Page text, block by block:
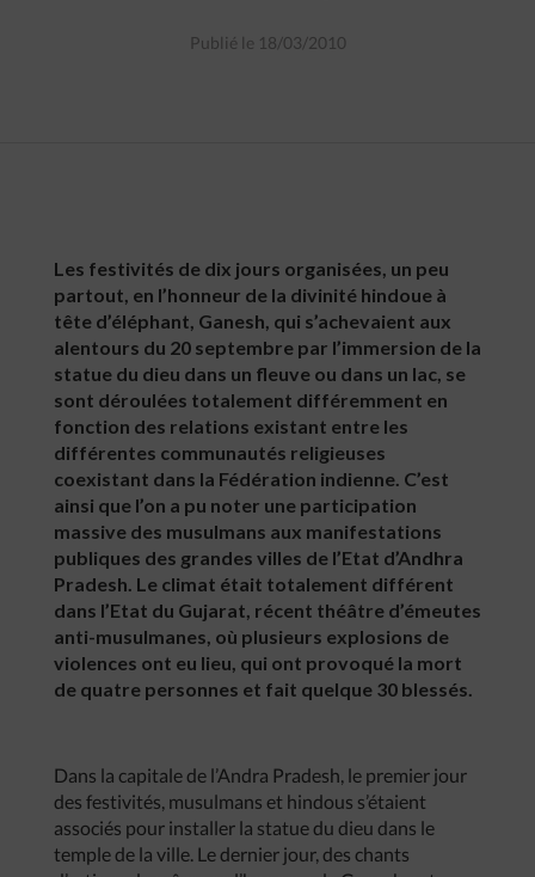
Publié le 18/03/2010
Les festivités de dix jours organisées, un peu
partout, en l’honneur de la divinité hindoue à
tête d’éléphant, Ganesh, qui s’achevaient aux
alentours du 20 septembre par l’immersion de la
statue du dieu dans un fleuve ou dans un lac, se
sont déroulées totalement différemment en
fonction des relations existant entre les
différentes communautés religieuses
coexistant dans la Fédération indienne. C’est
ainsi que l’on a pu noter une participation
massive des musulmans aux manifestations
publiques des grandes villes de l’Etat d’Andhra
Pradesh. Le climat était totalement différent
dans l’Etat du Gujarat, récent théâtre d’émeutes
anti-musulmanes, où plusieurs explosions de
violences ont eu lieu, qui ont provoqué la mort
de quatre personnes et fait quelque 30 blessés.
Dans la capitale de l’Andra Pradesh, le premier jour
des festivités, musulmans et hindous s’étaient
associés pour installer la statue du dieu dans le
temple de la ville. Le dernier jour, des chants